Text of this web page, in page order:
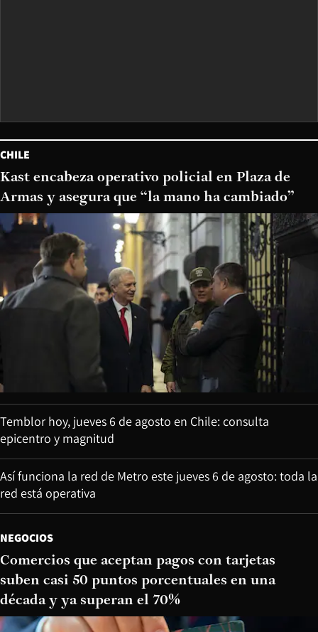
CHILE
Kast encabeza operativo policial en Plaza de
Armas y asegura que “la mano ha cambiado”
Temblor hoy, jueves 6 de agosto en Chile: consulta
epicentro y magnitud
Así funciona la red de Metro este jueves 6 de agosto: toda la
red está operativa
NEGOCIOS
Comercios que aceptan pagos con tarjetas
suben casi 50 puntos porcentuales en una
década y ya superan el 70%